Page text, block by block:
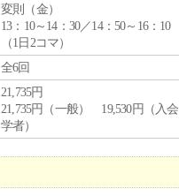
変則（金）
13：10～14：30／14：50～16：10
（1日2コマ）
全6回
21,735円
21,735円（一般） 19,530円（入
学者）